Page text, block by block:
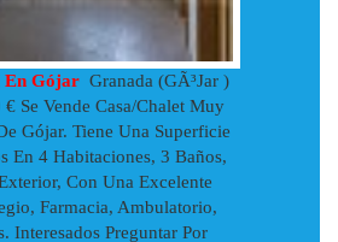
En Gójar Granada (GÃ³jar )
Se Vende Casa/chalet Muy
Gójar. Tiene Una Superficie
En 4 Habitaciones, 3 Baños,
Con Una Excelente
Farmacia, Ambulatorio,
Interesados Preguntar Por